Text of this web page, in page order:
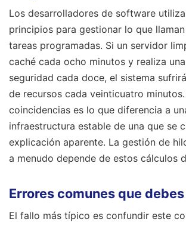
Los desarrolladores de software
principios para gestionar lo que
tareas programadas. Si un servidor
caché cada ocho minutos y realiza
seguridad cada doce, el sistema
de recursos cada veinticuatro
coincidencias es lo que diferencia a
infraestructura estable de una que se
explicación aparente. La gestión de
a menudo depende de estos cálculos
Errores comunes que
El fallo más típico es confundir este